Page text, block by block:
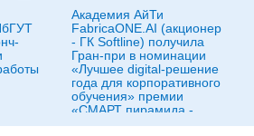
Академия АйТи
FabricaONE.AI (акционер
- ГК Softline) получила
Гран-при в номинации
«Лучшее digital-решение
года для корпоративного
обучения» премии
«СМАРТ пирамида -
2025»